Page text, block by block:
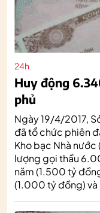
24h
Huy động
phủ
Ngày 19/4/2017,
đã tổ chức phiên
Kho bạc Nhà nước
lượng gọi thầu
năm (1.500 tỷ
(1.000 tỷ đồng)